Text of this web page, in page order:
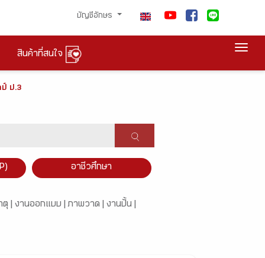
บัญชีอักษร
สินค้าที่สนใจ
ป์ ป.3
อาชีวศึกษา
ตุ | งานออกแบบ |ภาพวาด | งานปั้น |